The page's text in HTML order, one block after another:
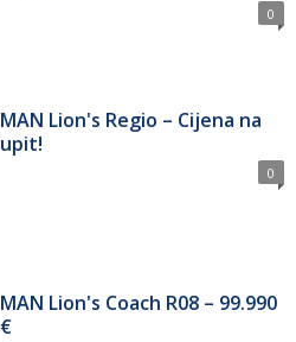
0
MAN Lion's Regio – Cijena na
upit!
0
MAN Lion's Coach R08 – 99.990
€